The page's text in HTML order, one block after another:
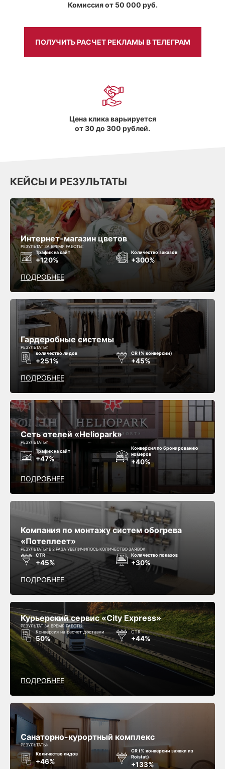
Комиссия от 50 000 руб.
ПОЛУЧИТЬ РАСЧЕТ РЕКЛАМЫ В ТЕЛЕГРАМ
Цена клика варьируется
от 30 до 300 рублей.
КЕЙСЫ И РЕЗУЛЬТАТЫ
Гардеробные системы
РЕЗУЛЬТАТЫ:
количество лидов
+251%
CR (% конверсии)
+45%
ПОДРОБНЕЕ
Интернет-магазин цветов
РЕЗУЛЬТАТ ЗА ВРЕМЯ РАБОТЫ:
Трафик на сайт
+120%
Количество заказов
+300%
ПОДРОБНЕЕ
Сеть отелей «Heliopark»
РЕЗУЛЬТАТЫ:
Трафик на сайт
+47%
Конверсия по бронированию
номеров
+40%
ПОДРОБНЕЕ
Компания по монтажу систем обогрева
«Потеплеет»
РЕЗУЛЬТАТЫ: В 2 РАЗА УВЕЛИЧИЛОСЬ КОЛИЧЕСТВО ЗАЯВОК
CTR
+45%
Количество показов
+30%
ПОДРОБНЕЕ
Курьерский сервис «City Express»
РЕЗУЛЬТАТ ЗА ВРЕМЯ РАБОТЫ:
Конверсия на расчет доставки
50%
CTR
+44%
ПОДРОБНЕЕ
Санаторно-курортный комплекс
РЕЗУЛЬТАТЫ:
Количество лидов
+46%
CR (% конверсии заявки из
Roistat)
+133%